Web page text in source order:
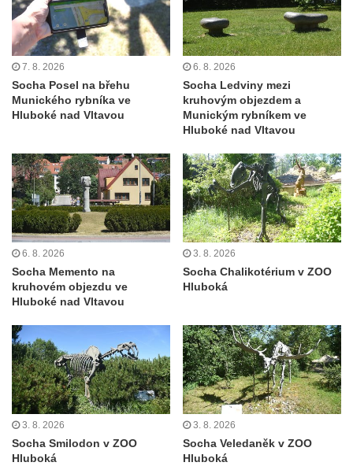
května v Rumburku
Pamětní deska Johanna Neumanna
severně od Tokáně
Huberta
Obrázek svatého Jakuba na skále u cesty
Busta Jana Amose Komenského na domě
čp. 37 v Račicích
Socha ležícího koně v Sadech
Československé armády v Teplicích
Socha Medvídě v Tierpark Chemnitz
Sochy Ležící žena v Tierpark Chemnitz
Sochy Ptáci v Tierpark Chemnitz
Socha Skupina jeřábů v Tierpark Chemnitz
Socha Panter v ZOO Leipzig
Socha Dívka s mušlí v ZOO Leipzig
Socha Tygr v ZOO Leipzig
Socha Atlet v ZOO Leipzig
Socha Marabu v ZOO Leipzig
7. 8. 2026
Socha Posel na břehu
Munického rybníka ve
Hluboké nad Vltavou
6. 8. 2026
Socha Ledviny mezi
kruhovým objezdem a
Munickým rybníkem ve
Hluboké nad Vltavou
6. 8. 2026
Socha Memento na
kruhovém objezdu ve
Hluboké nad Vltavou
3. 8. 2026
Socha Chalikotérium v ZOO
Hluboká
3. 8. 2026
Socha Smilodon v ZOO
Hluboká
3. 8. 2026
Socha Veledaněk v ZOO
Hluboká